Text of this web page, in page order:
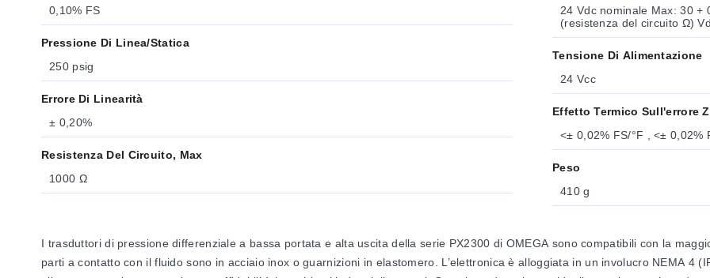
0,10% FS
Pressione Di Linea/statica
250 psig
Errore Di Linearità
± 0,20%
Resistenza Del Circuito, Max
1000 Ω
24 Vdc nominale Max: 30 + 0,004 x (resistenza del circuito Ω) Vdc Min: 11 + 0,02 x
(resistenza del circuito Ω)
Tensione Di Alimentazione
24 Vcc
Effetto Termico Sull'errore
<± 0,02% FS/°F , <± 0,02%
Peso
410 g
I trasduttori di pressione differenziale a bassa portata e alta uscita della serie PX2300 di OMEGA sono compatibili con la
parti a contatto con il fluido sono in acciaio inox o guarnizioni in elastomero. L’elettronica è alloggiata in un involucro NEMA 4